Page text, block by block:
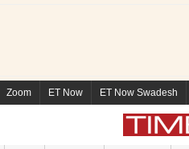
Zoom ET Now ET Now Swadesh